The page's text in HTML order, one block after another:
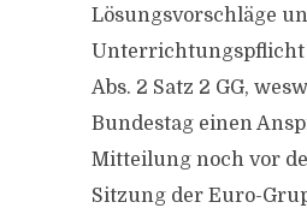
Lösungsvorschläge
Unterrichtungspflicht
Abs. 2 Satz 2 GG,
Bundestag einen
Mitteilung noch vor
Sitzung der Euro-